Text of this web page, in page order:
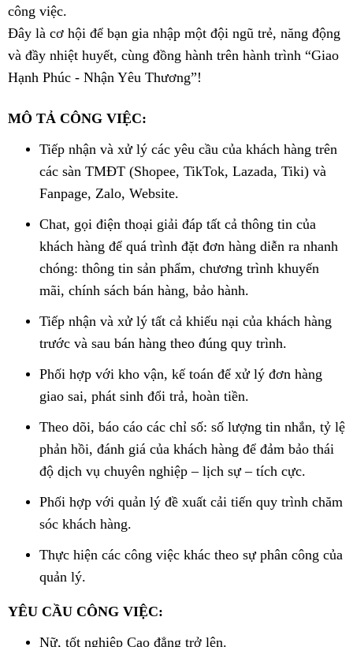
công việc.
Đây là cơ hội để bạn gia nhập một đội ngũ trẻ, năng động
và đầy nhiệt huyết, cùng đồng hành trên hành trình “Giao
Hạnh Phúc - Nhận Yêu Thương”!
MÔ TẢ CÔNG VIỆC:
Tiếp nhận và xử lý các yêu cầu của khách hàng trên
các sàn TMĐT (Shopee, TikTok, Lazada, Tiki) và
Fanpage, Zalo, Website.
Chat, gọi điện thoại giải đáp tất cả thông tin của
khách hàng để quá trình đặt đơn hàng diễn ra nhanh
chóng: thông tin sản phẩm, chương trình khuyến
mãi, chính sách bán hàng, bảo hành.
Tiếp nhận và xử lý tất cả khiếu nại của khách hàng
trước và sau bán hàng theo đúng quy trình.
Phối hợp với kho vận, kế toán để xử lý đơn hàng
giao sai, phát sinh đổi trả, hoàn tiền.
Theo dõi, báo cáo các chỉ số: số lượng tin nhắn, tỷ lệ
phản hồi, đánh giá của khách hàng để đảm bảo thái
độ dịch vụ chuyên nghiệp – lịch sự – tích cực.
Phối hợp với quản lý đề xuất cải tiến quy trình chăm
sóc khách hàng.
Thực hiện các công việc khác theo sự phân công của
quản lý.
YÊU CẦU CÔNG VIỆC:
Nữ, tốt nghiệp Cao đẳng trở lên.